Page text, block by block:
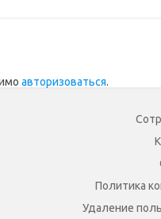
авторизоваться.
Политика
Удаление